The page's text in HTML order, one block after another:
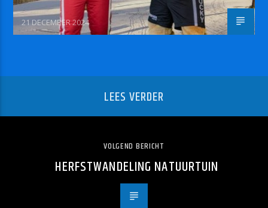
21 DECEMBER 2024
LEES VERDER
VOLGEND BERICHT
HERFSTWANDELING NATUURTUIN